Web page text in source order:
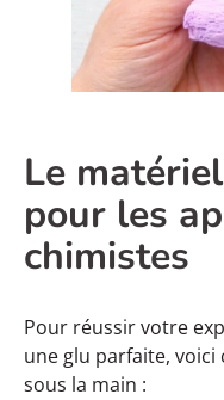
Le
pour les
chimistes
Pour réussir votre
une glu parfaite, voici
sous la main :